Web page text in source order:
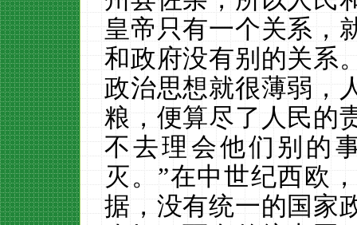
皇帝只有一个关系，
和政府没有别的关系
政治思想就很薄弱，
粮，便算尽了人民的
不去理会他们别的
灭。”在中世纪西欧
据，没有统一的国家